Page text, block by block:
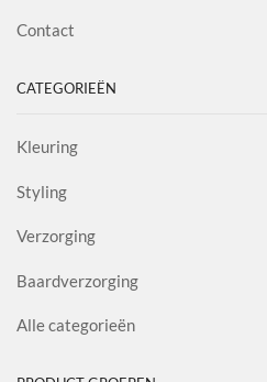
Contact
CATEGORIEËN
Kleuring
Styling
Verzorging
Baardverzorging
Alle categorieën